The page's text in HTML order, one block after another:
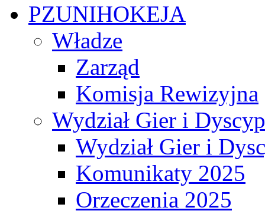
PZUNIHOKEJA
Władze
Zarząd
Komisja Rewizyjna
Wydział Gier i
Wydział Gier i
Komunikaty 2025
Orzeczenia 2025